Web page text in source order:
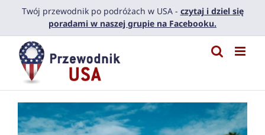
PrzejdźTwój przewodnik po podróżach w USA - czytaj i dziel się
poradami w naszej grupie na Facebooku.